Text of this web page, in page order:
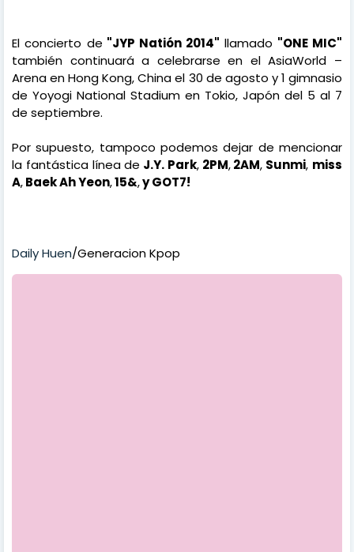
El concierto de "JYP Natión 2014" llamado "ONE MIC"
también continuará a celebrarse en el AsiaWorld –
Arena en Hong Kong, China el 30 de agosto y 1 gimnasio
de Yoyogi National Stadium en Tokio, Japón del 5 al 7
de septiembre.
Por supuesto, tampoco podemos dejar de mencionar
la fantástica línea de J.Y. Park,2PM,2AM, Sunmi, miss
A,Baek Ah Yeon,15&,y GOT7!
Daily Huen/Generacion Kpop